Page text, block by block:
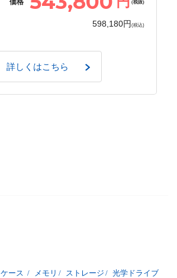
(税抜)
598,180円 (税込)
詳しくはこちら
ケース / メモリ / ストレージ / 光学ドライブ